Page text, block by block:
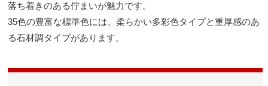
落ち着きのある佇まいが魅力です。
35色の豊富な標準色には、柔らかい多彩色タイプと重厚感のあ
る石材調タイプがあります。